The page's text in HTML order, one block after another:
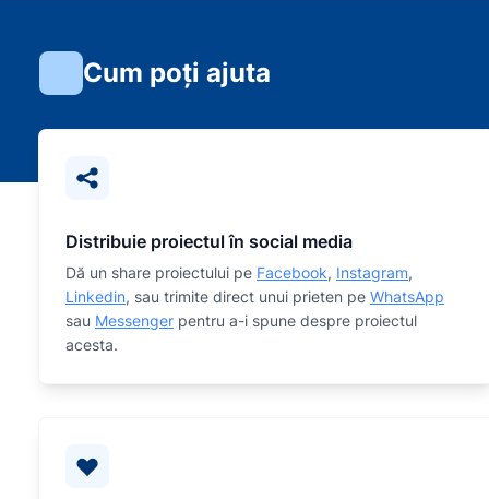
Cum poți ajuta
Distribuie proiectul în social media
Dă un share proiectului pe Facebook, Instagram,
Linkedin, sau trimite direct unui prieten pe WhatsApp
sau Messenger pentru a-i spune despre proiectul
acesta.